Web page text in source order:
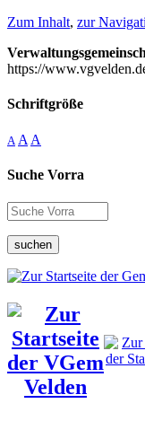
Zum Inhalt, zur
https://
Schriftgröße
A A A
Suche Vorra
suchen